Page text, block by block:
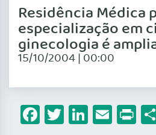
Residência Médica
especialização em
ginecologia é
15/10/2004 | 00:00
Facebook
Twitter